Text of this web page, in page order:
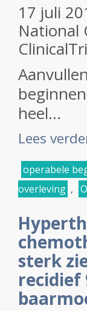
17 juli
National
heel...
Lees
operabele
overleving ,
sterk
recidief